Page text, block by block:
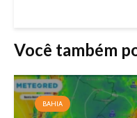
Você também
BAHIA